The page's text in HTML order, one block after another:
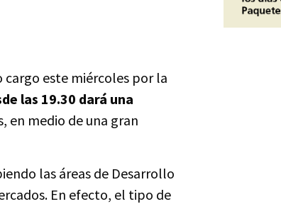
cargo este miércoles por la
las 19.30 dará una
en medio de una gran
las áreas de Desarrollo
En efecto, el tipo de